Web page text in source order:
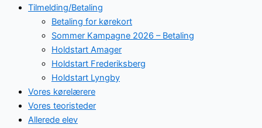
Tilmelding/Betaling
Betaling for kørekort
Sommer Kampagne 2026 – Betaling
Holdstart Amager
Holdstart Frederiksberg
Holdstart Lyngby
Vores kørelærere
Vores teoristeder
Allerede elev